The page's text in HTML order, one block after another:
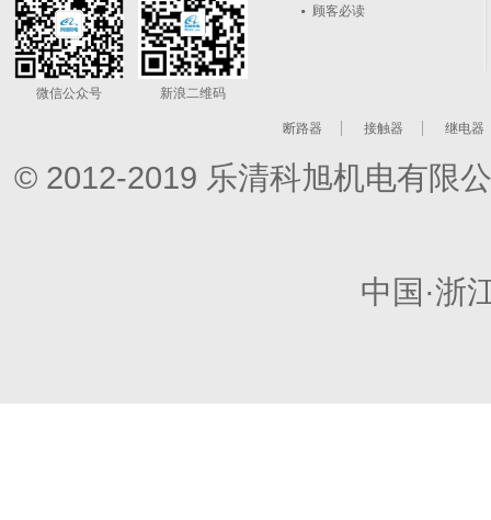
微信公众号 新浪二维码
顾客必读
断路器 接触器 继电器
© 2012-2019 乐清科旭机电有限
中国·浙